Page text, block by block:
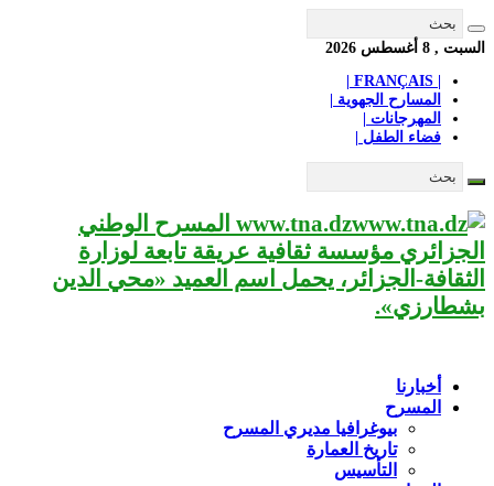
السبت , 8 أغسطس 2026
المسارح الجهوية |
المهرجانات |
فضاء الطفل |
www.tna.dz المسرح الوطني
الجزائري مؤسسة ثقافية عريقة تابعة لوزارة
الثقافة-الجزائر، يحمل اسم العميد «محي الدين
بشطارزي».
أخبارنا
المسرح
بيوغرافيا مديري المسرح
تاريخ العمارة
التأسيس